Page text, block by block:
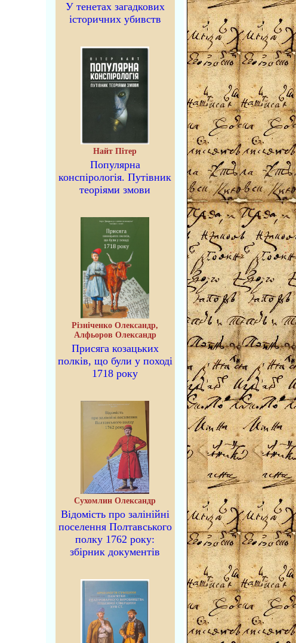
У тенетах загадкових
історичних убивств
Найт Пітер
Популярна
конспірологія. Путівник
теоріями змови
Різніченко Олександр,
Алфьоров Олександр
Присяга козацьких
полків, що були у поході
1718 року
Сухомлин Олександр
Відомість про залінійні
поселення Полтавського
полку 1762 року:
збірник документів